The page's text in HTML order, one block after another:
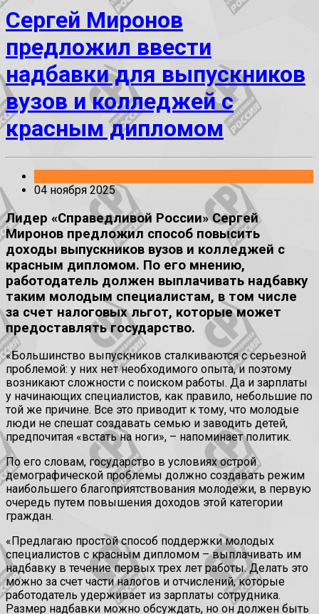
Сергей Миронов
предложил ввести
надбавки для выпускников
вузов и колледжей с
красным дипломом
04 ноября 2025
Лидер «Справедливой России» Сергей
Миронов предложил способ повысить
доходы выпускников вузов и колледжей с
красным дипломом. По его мнению,
работодатель должен выплачивать надбавку
таким молодым специалистам, в том числе
за счет налоговых льгот, которые может
предоставлять государство.
«Большинство выпускников сталкиваются с серьезной
проблемой: у них нет необходимого опыта, и поэтому
возникают сложности с поиском работы. Да и зарплаты
у начинающих специалистов, как правило, небольшие по
той же причине. Все это приводит к тому, что молодые
люди не спешат создавать семью и заводить детей,
предпочитая «встать на ноги», – напоминает политик.
По его словам, государство в условиях острой
демографической проблемы должно создавать режим
наибольшего благоприятствования молодежи, в первую
очередь путем повышения доходов этой категории
граждан.
«Предлагаю простой способ поддержки молодых
специалистов с красным дипломом – выплачивать им
надбавку в течение первых трех лет работы. Делать это
можно за счет части налогов и отчислений, которые
работодатель удерживает из зарплаты сотрудника.
Размер надбавки можно обсуждать, но он должен быть